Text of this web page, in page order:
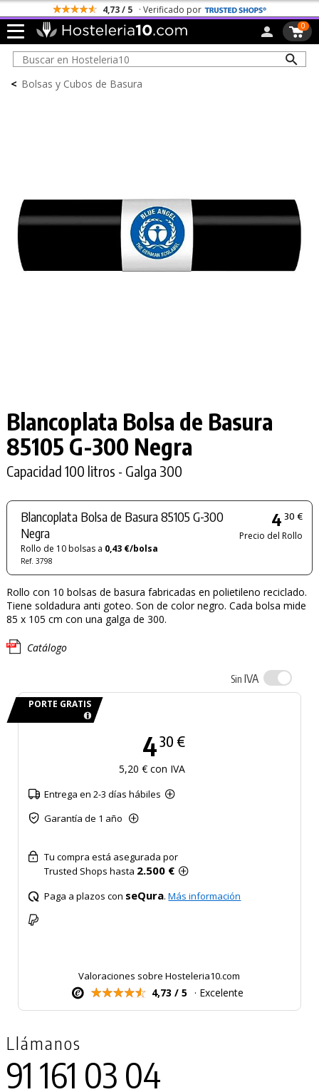
4,73 / 5 · Verificado por
0
< Bolsas y Cubos de Basura
Blancoplata Bolsa de Basura
85105 G-300 Negra
Capacidad 100 litros - Galga 300
Blancoplata Bolsa de Basura 85105 G-300
Negra
Rollo de 10 bolsas a 0,43 €/bolsa
Ref. 3798
4 30 €
Precio del Rollo
Rollo con 10 bolsas de basura fabricadas en polietileno reciclado.
Tiene soldadura anti goteo. Son de color negro. Cada bolsa mide
85 x 105 cm con una galga de 300.
Catálogo
Sin IVA
PORTE GRATIS
430 €
5,20 € con IVA
Entrega en 2-3 días hábiles
Garantía de 1 año
Tu compra está asegurada por
Trusted Shops hasta 2.500 €
Paga a plazos con seQura.Más información
Valoraciones sobre Hosteleria10.com
4,73 / 5 · Excelente
Llámanos
91 161 03 04